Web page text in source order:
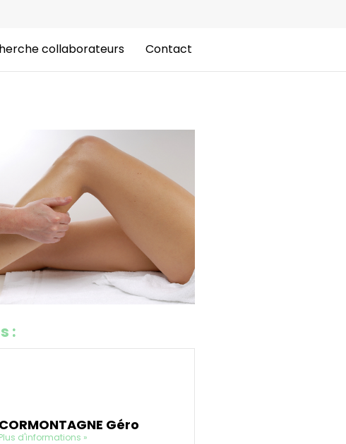
collaborateurs Contact
:
CORMONTAGNE Géro
Plus d'informations »